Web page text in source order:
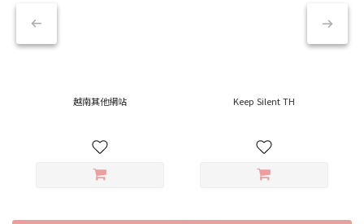
越南其他網站 Keep Silent TH